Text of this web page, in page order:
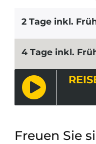
Freuen Sie
2 Tage inkl.
4 Tage inkl.